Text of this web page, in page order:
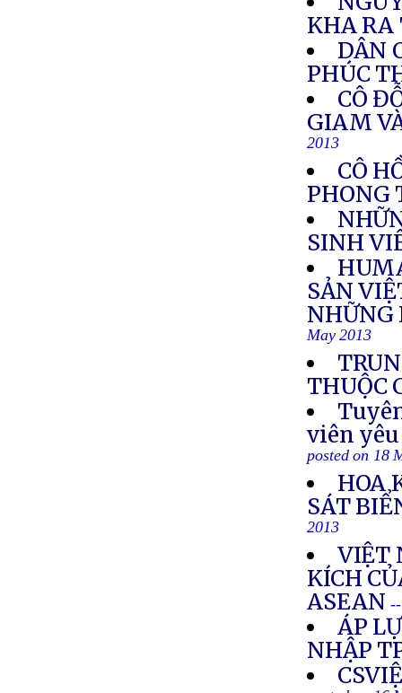
KHA RA
DÂN
PHÚC
CÔ
GIAM
2013
CÔ
PHONG
SINH
SẢN
NHỮNG
May 2013
THUỘC
viên
posted on 18
HOA
SÁT
2013
VIỆT
KÍCH
ASEAN
ÁP
NHẬP